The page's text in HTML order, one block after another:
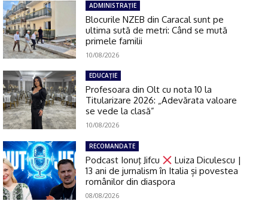
ADMINISTRAŢIE
Blocurile NZEB din Caracal sunt pe
ultima sută de metri: Când se mută
primele familii
10/08/2026
EDUCAŢIE
Profesoara din Olt cu nota 10 la
Titularizare 2026: „Adevărata valoare
se vede la clasă”
10/08/2026
RECOMANDATE
Podcast Ionuţ Jifcu
Luiza Diculescu |
13 ani de jurnalism în Italia și povestea
românilor din diaspora
08/08/2026